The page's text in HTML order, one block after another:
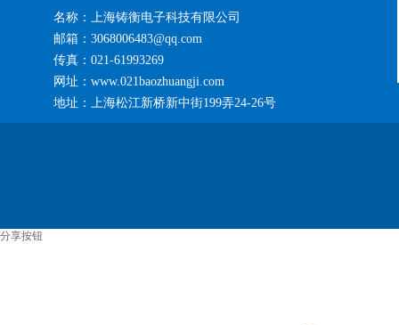
名称：上海铸衡电子科技有限公司
邮箱：3068006483@qq.com
传真：021-61993269
网址：www.021baozhuangji.com
地址：上海松江新桥新中街199弄24-26号
分享按钮